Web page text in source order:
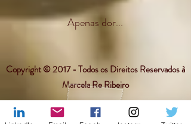
Apenas dor...
Copyright © 2017 - Todos os Direitos Reservados à
Marcela Re Ribeiro